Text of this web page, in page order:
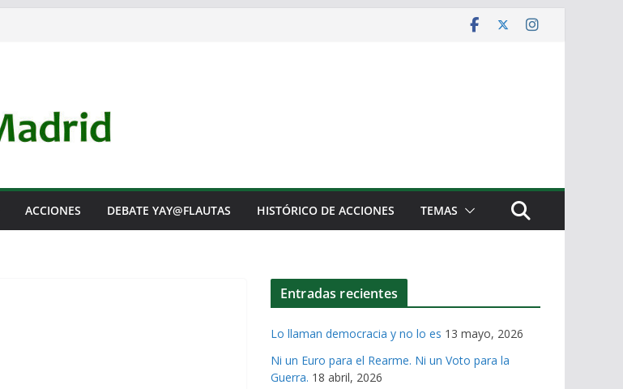
ACCIONES DEBATE YAY@FLAUTAS HISTÓRICO DE ACCIONES TEMAS
Entradas recientes
Lo llaman democracia y no lo es 13 mayo, 2026
Ni un Euro para el Rearme. Ni un Voto para la
Guerra. 18 abril, 2026